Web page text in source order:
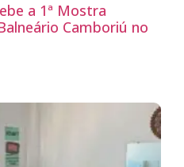
a 1ª Mostra
Camboriú no